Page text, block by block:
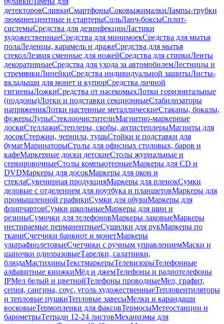
детекторовСливкиСмартфоныСоковыжималкиЛампы-трубки
люминесцентные и стартерыСольЛанч-боксыСплит-
системыСредства для дезинфекцииЛастики
художественныеСредства для минимоекСредства для мытья
полаЛеденцы, карамель и дражеСредства для мытья
стеколЛезвия сменные для ножейСредства для стиркиЛенты
декоративныеСредства для ухода за автомобилемЛестницы и
стремянкиЛинейкиСредства индивидуальной защитыЛисты-
вкладыши для монет и купюрСредства личной
гигиеныЛожкиСредства от насекомыхЛотки горизонтальные
(поддоны)Лотки и подставки секционныеСтабилизаторы
напряженияЛотки настенные металлическиеСтаканы, бокалы,
фужерыЛупыСтеклоочистителиМагнитно-маркерные
доскиСтеллажиСтеплеры, скобы, антистеплерыМагниты для
досокСтержни, чернила, тушьСтойки и подставки для
бумагМаринаторыСтолы для офисных столовых, баров и
кафеМаркерные доски детскиеСтолы журнальные и
сервировочныеСтолы компьютерныеМаркеры для CD и
DVDМаркеры для досокМаркеры для окон и
стеклаСувенирная продукцияМаркеры для пленокСумки
деловые с отделением для ноутбука и планшетовМаркеры для
промышленной графикиСумки для обувиМаркеры для
флипчартовСумки школьныеМаркеры для шин и
резиныСумочки для телефоновМаркеры лаковыеМаркеры
нестираемые перманентныеСушилки для рукМаркеры по
тканиСчетчики банкнот и монетМаркеры
ультрафиолетовыеСчетчики с ручным управлениемМаски и
шапочки одноразовыеТарелки, салатники,
блюдаМастихиныТекстмаркерыТелевизорыТелефонные
алфавитные книжкиМёд и джемТелефоны и радиотелефоны
IPМел белый и цветнойТелефоны проводныеМел, графит,
сепия, сангина, соус, уголь художественныеТепловентиляторы
и тепловые пушкиТепловые завесыМелки и карандаши
восковыеТермопленки для факсовТермосыМетеостанции и
барометрыТетради 12-24 листовМеханизмы для